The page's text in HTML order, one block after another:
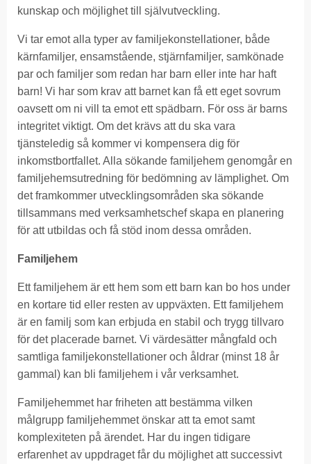
kunskap och möjlighet till självutveckling.
Vi tar emot alla typer av familjekonstellationer, både
kärnfamiljer, ensamstående, stjärnfamiljer, samkönade
par och familjer som redan har barn eller inte har haft
barn! Vi har som krav att barnet kan få ett eget sovrum
oavsett om ni vill ta emot ett spädbarn. För oss är barns
integritet viktigt. Om det krävs att du ska vara
tjänsteledig så kommer vi kompensera dig för
inkomstbortfallet. Alla sökande familjehem genomgår en
familjehemsutredning för bedömning av lämplighet. Om
det framkommer utvecklingsområden ska sökande
tillsammans med verksamhetschef skapa en planering
för att utbildas och få stöd inom dessa områden.
Familjehem
Ett familjehem är ett hem som ett barn kan bo hos under
en kortare tid eller resten av uppväxten. Ett familjehem
är en familj som kan erbjuda en stabil och trygg tillvaro
för det placerade barnet. Vi värdesätter mångfald och
samtliga familjekonstellationer och åldrar (minst 18 år
gammal) kan bli familjehem i vår verksamhet.
Familjehemmet har friheten att bestämma vilken
målgrupp familjehemmet önskar att ta emot samt
komplexiteten på ärendet. Har du ingen tidigare
erfarenhet av uppdraget får du möjlighet att successivt